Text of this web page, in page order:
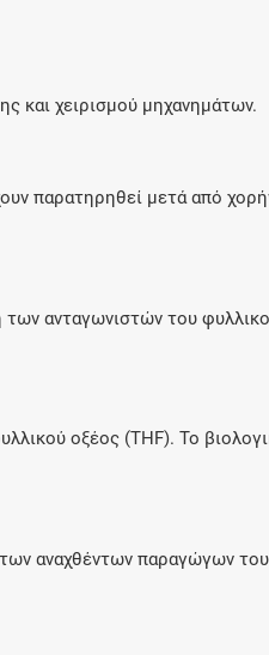
και χειρισμού μηχανημάτων.
παρατηρηθεί μετά από
ανταγωνιστών του
οξέος (THF). Το
αναχθέντων παραγώγων